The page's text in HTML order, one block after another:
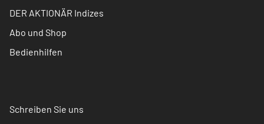
DER AKTIONÄR Indizes
Abo und Shop
Bedienhilfen
Schreiben Sie uns